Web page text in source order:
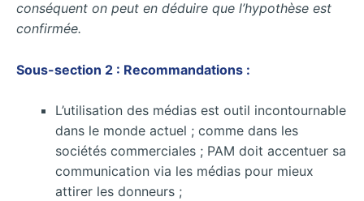
conséquent on peut en déduire que l’hypothèse est
confirmée.
Sous-section 2 : Recommandations :
L’utilisation des médias est outil incontournable
dans le monde actuel ; comme dans les
sociétés commerciales ; PAM doit accentuer sa
communication via les médias pour mieux
attirer les donneurs ;